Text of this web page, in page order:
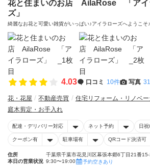
花と住まいのお店 AilaRose 「アイ
ズ」
綺麗なお花と可愛い雑貨がいっぱい♪アイラローズへようこそ♪
4.03 口コミ 10件 写真
花・花屋 不動産売買
住宅リフォーム・リノベー
庭木剪定・お手入れ
配達・デリバリー対応 ネット予約 日祝
クーポン有 駐車場有 QRコード決済可
住所
千葉県千葉市花見川区幕張本郷6丁目21番
本日の営業状況 9:30〜19:00
予約空きあり